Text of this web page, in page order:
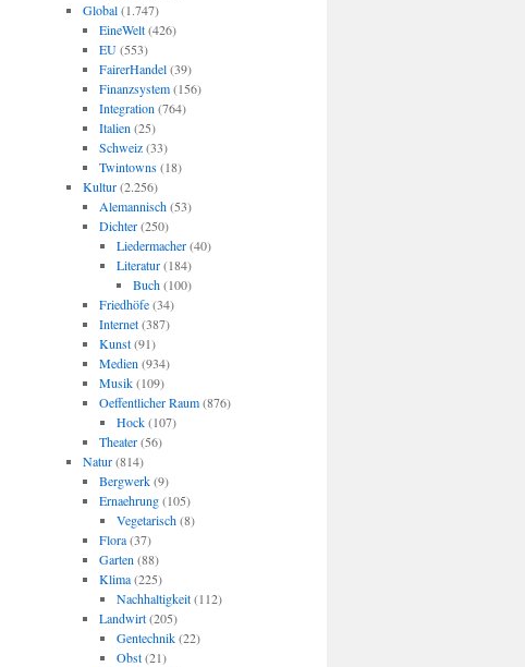
Global(1.747)
EineWelt(426)
EU(553)
FairerHandel(39)
Finanzsystem(156)
Integration (764)
Italien (25)
Schweiz(33)
Twintowns(18)
Kultur(2.256)
Alemannisch(53)
Dichter(250)
Liedermacher(40)
Literatur(184)
Buch(100)
Friedhöfe(34)
Internet(387)
Kunst(91)
Medien (934)
Musik(109)
Oeffentlicher Raum(876)
Hock(107)
Theater(56)
Natur(814)
Bergwerk(9)
Ernaehrung(105)
Vegetarisch(8)
Flora(37)
Garten (88)
Klima(225)
Nachhaltigkeit(112)
Landwirt(205)
Gentechnik(22)
Obst(21)